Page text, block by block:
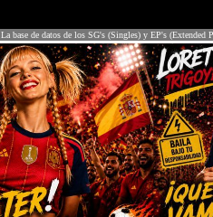
La base de datos de los SG's (Singles) y EP's (Extended